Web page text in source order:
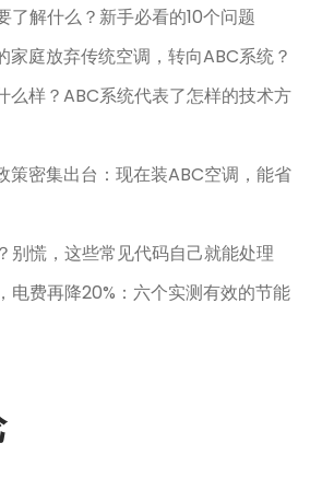
了解什么？新手必看的10个问题
家庭放弃传统空调，转向ABC系统？
么样？ABC系统代表了怎样的技术方
策密集出台：现在装ABC空调，能省
别慌，这些常见代码自己就能处理
电费再降20%：六个实测有效的节能